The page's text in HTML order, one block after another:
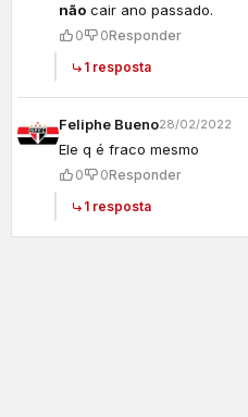
não cair ano passado.
0 0Responder
1 resposta
Feliphe Bueno28/02/2022
Ele q é fraco mesmo
0 0Responder
1 resposta